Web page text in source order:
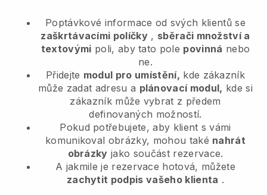
Poptávkové informace od svých klientů se
zaškrtávacími políčky , sběrači množství a
textovými poli, aby tato pole povinná nebo
ne.
Přidejte modul pro umístění, kde zákazník
může zadat adresu a plánovací modul, kde si
zákazník může vybrat z předem
definovaných možností.
Pokud potřebujete, aby klient s vámi
komunikoval obrázky, mohou také nahrát
obrázky jako součást rezervace.
A jakmile je rezervace hotová, můžete
zachytit podpis vašeho klienta .